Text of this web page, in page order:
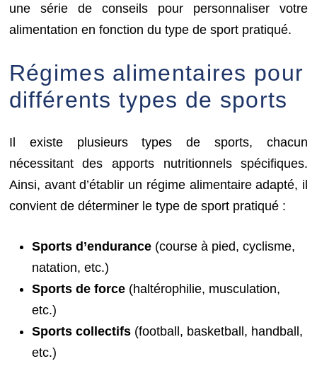
une série de conseils pour personnaliser votre
alimentation en fonction du type de sport pratiqué.
Régimes alimentaires pour
différents types de sports
Il existe plusieurs types de sports, chacun
nécessitant des apports nutritionnels spécifiques.
Ainsi, avant d’établir un régime alimentaire adapté, il
convient de déterminer le type de sport pratiqué :
Sports d’endurance(course à pied, cyclisme,
natation, etc.)
Sports de force(haltérophilie, musculation,
etc.)
Sports collectifs(football, basketball, handball,
etc.)